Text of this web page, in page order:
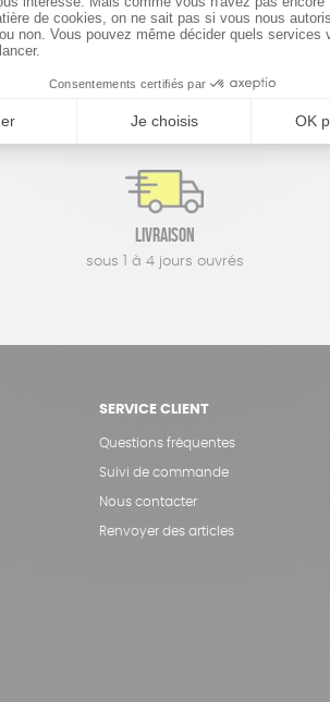
Livraison
sous 1 à 4 jours ouvrés
SERVICE CLIENT
Questions fréquentes
Suivi de commande
Nous contacter
Renvoyer des articles